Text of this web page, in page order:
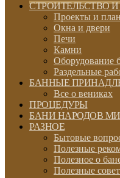
СТРОИТЕЛЬСТВО
Проекты и
Окна и двери
Печи
Камни
Оборудование
Раздельные
БАННЫЕ
Все о вениках
ПРОЦЕДУРЫ
БАНИ НАРОДОВ
РАЗНОЕ
Бытовые
Полезные
Полезное о
Полезные